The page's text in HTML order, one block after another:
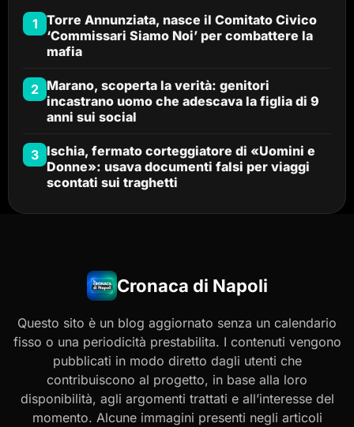
1 Torre Annunziata, nasce il Comitato Civico
‘Commissari Siamo Noi’ per combattere la
mafia
2 Marano, scoperta la verità: genitori
incastrano uomo che adescava la figlia di 9
anni sui social
3 Ischia, fermato corteggiatore di «Uomini e
Donne»: usava documenti falsi per viaggi
scontati sui traghetti
Cronaca di Napoli
Questo sito è un blog aggiornato senza un calendario
fisso o una periodicità prestabilita. I contenuti vengono
pubblicati in modo diretto dagli utenti che
contribuiscono al progetto, in base alla loro
disponibilità, agli argomenti trattati e all’interesse del
momento. Alcune immagini presenti negli articoli